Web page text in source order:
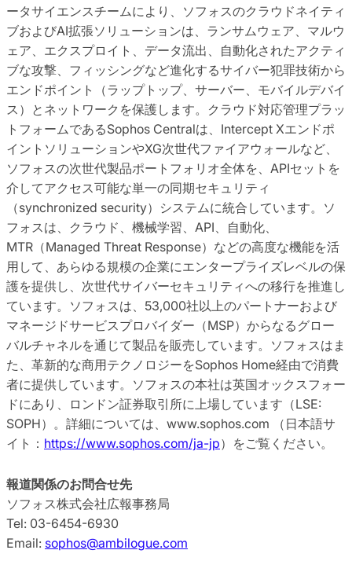
ータサイエンスチームにより、ソフォスのクラウドネイティ
ブおよびAI拡張ソリューションは、ランサムウェア、マルウ
ェア、エクスプロイト、データ流出、自動化されたアクティ
ブな攻撃、フィッシングなど進化するサイバー犯罪技術から
エンドポイント（ラップトップ、サーバー、モバイルデバイ
ス）とネットワークを保護します。クラウド対応管理プラッ
トフォームであるSophos Centralは、Intercept Xエンドポ
イントソリューションやXG次世代ファイアウォールなど、
ソフォスの次世代製品ポートフォリオ全体を、APIセットを
介してアクセス可能な単一の同期セキュリティ
（synchronized security）システムに統合しています。ソ
フォスは、クラウド、機械学習、API、自動化、
MTR（Managed Threat Response）などの高度な機能を活
用して、あらゆる規模の企業にエンタープライズレベルの保
護を提供し、次世代サイバーセキュリティへの移行を推進し
ています。ソフォスは、53,000社以上のパートナーおよび
マネージドサービスプロバイダー（MSP）からなるグロー
バルチャネルを通じて製品を販売しています。ソフォスはま
た、革新的な商用テクノロジーをSophos Home経由で消費
者に提供しています。ソフォスの本社は英国オックスフォー
ドにあり、ロンドン証券取引所に上場しています（LSE:
SOPH）。詳細については、www.sophos.com （日本語サ
イト： https://www.sophos.com/ja-jp）をご覧ください。
報道関係のお問合せ先
ソフォス株式会社広報事務局
Tel: 03-6454-6930
Email: sophos@ambilogue.com